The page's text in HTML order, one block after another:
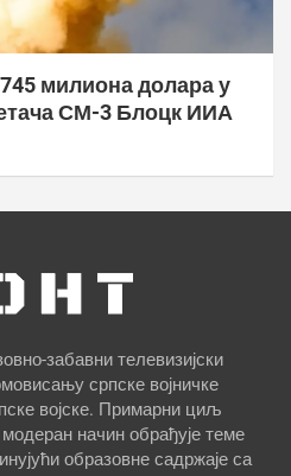
милиона долара у
СМ-3 Блоцк ИИА
забавни телевизијски
српске војничке
војске. Примарни циљ
начин обрађује теме
образовне садржаје са